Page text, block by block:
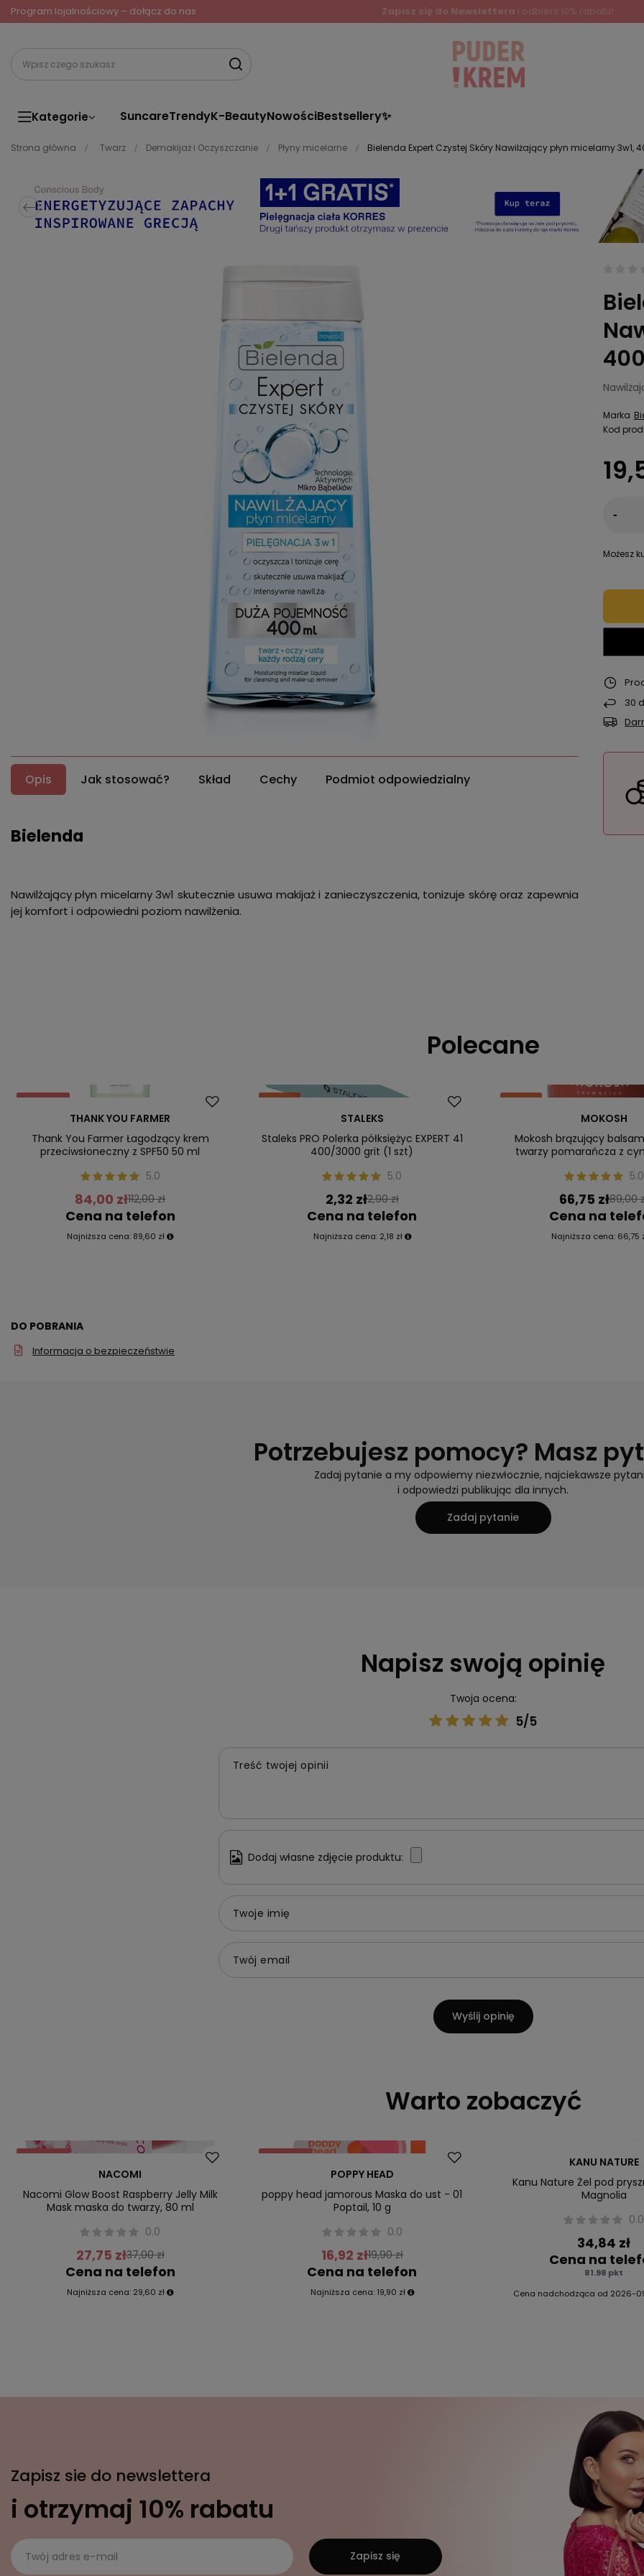
Program lojalnościowy – dołącz do nas
Kategorie SuncareTrendyK-BeautyNowościBestsellery✨
Strona główna Twarz Demakijaż i Oczyszczanie Płyny micelarne Bielenda Expert Czystej Skóry Nawilżający płyn micelarny 3w1,
Opis Jak stosować? Skład Cechy Podmiot odpowiedzialny
Bielenda
Nawilżający płyn micelarny 3w1 skutecznie usuwa makijaż i zanieczyszczenia, tonizuje skórę oraz zapewnia
jej komfort i odpowiedni poziom nawilżenia.
Marka
Kod
-
Możesz
30
Polecane
Promocja
Nasz bestsellerTHANK YOU FARMER
Thank You Farmer Łagodzący krem
przeciwsłoneczny z SPF50 50 ml
5.0
84,00 zł112,00 zł
Cena na telefon
Najniższa cena: 89,60 zł
Okazja
STALEKS
Staleks PRO Polerka półksiężyc EXPERT 41
400/3000 grit (1 szt)
5.0
2,32 zł2,90 zł
Cena na telefon
Najniższa cena: 2,18 zł
Okazja
MOKOSH
Mokosh brązujący
twarzy pomarańcza z
5.0
66,75 zł89,00
Cena na
Najniższa cena: 66,75
DO POBRANIA
Informacja o bezpieczeństwie
Potrzebujesz pomocy? Masz
Zadaj pytanie a my odpowiemy niezwłocznie, najciekawsze
i odpowiedzi publikując dla innych.
Zadaj pytanie
Napisz swoją opinię
Twoja ocena:
5/5
Treść twojej opinii
Dodaj własne zdjęcie produktu:
Twoje imię
Twój email
Wyślij opinię
Warto zobaczyć
Promocja
NACOMI
Nacomi Glow Boost Raspberry Jelly Milk
Mask maska do twarzy, 80 ml
0.0
27,75 zł37,00 zł
Cena na telefon
Najniższa cena: 29,60 zł
Promocja
POPPY HEAD
poppy head jamorous Maska do ust - 01
Poptail, 10 g
0.0
16,92 zł19,90 zł
Cena na telefon
Najniższa cena: 19,90 zł
KANU NATURE
Kanu Nature Żel pod
Magnolia
0.0
34,84 zł
81.98 pkt
Cena na
Cena nadchodząca od 2026-
Zapisz sie do newslettera
i otrzymaj 10% rabatu
Twój adres e-mail Zapisz się